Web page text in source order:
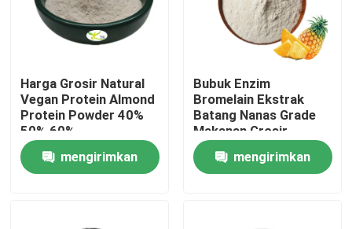
Rumah
Produk
Tentang kami
Harga Grosir Natural
Vegan Protein Almond
Protein Powder 40%
50% 60%
mengirimkan
Bubuk Enzim
Bromelain Ekstrak
Batang Nanas Grade
Makanan Grosir
1200/2400 GDU
mengirimkan